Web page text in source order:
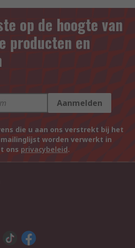
op de hoogte van
producten en
Aanmelden
die u aan ons verstrekt bij het
worden verwerkt in
ons privacybeleid.